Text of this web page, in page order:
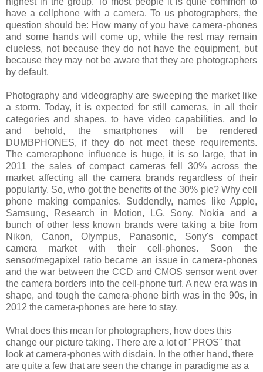
have a cellphone with a camera. To us photographers, the
question should be: How many of you have camera-phones
and some hands will come up, while the rest may remain
clueless, not because they do not have the equipment, but
because they may not be aware that they are photographers
by default.
Photography and videography are sweeping the market like
a storm. Today, it is expected for still cameras, in all their
categories and shapes, to have video capabilities, and lo
and behold, the smartphones will be rendered
DUMBPHONES, if they do not meet these requirements.
The cameraphone influence is huge, it is so large, that in
2011 the sales of compact cameras fell 30% across the
market affecting all the camera brands regardless of their
popularity. So, who got the benefits of the 30% pie? Why cell
phone making companies. Suddendly, names like Apple,
Samsung, Research in Motion, LG, Sony, Nokia and a
bunch of other less known brands were taking a bite from
Nikon, Canon, Olympus, Panasonic, Sony's compact
camera market with their cell-phones. Soon the
sensor/megapixel ratio became an issue in camera-phones
and the war between the CCD and CMOS sensor went over
the camera borders into the cell-phone turf. A new era was in
shape, and tough the camera-phone birth was in the 90s, in
2012 the camera-phones are here to stay.
What does this mean for photographers, how does this
change our picture taking. There are a lot of "PROS" that
look at camera-phones with disdain. In the other hand, there
are quite a few that are seen the change in paradigme as a